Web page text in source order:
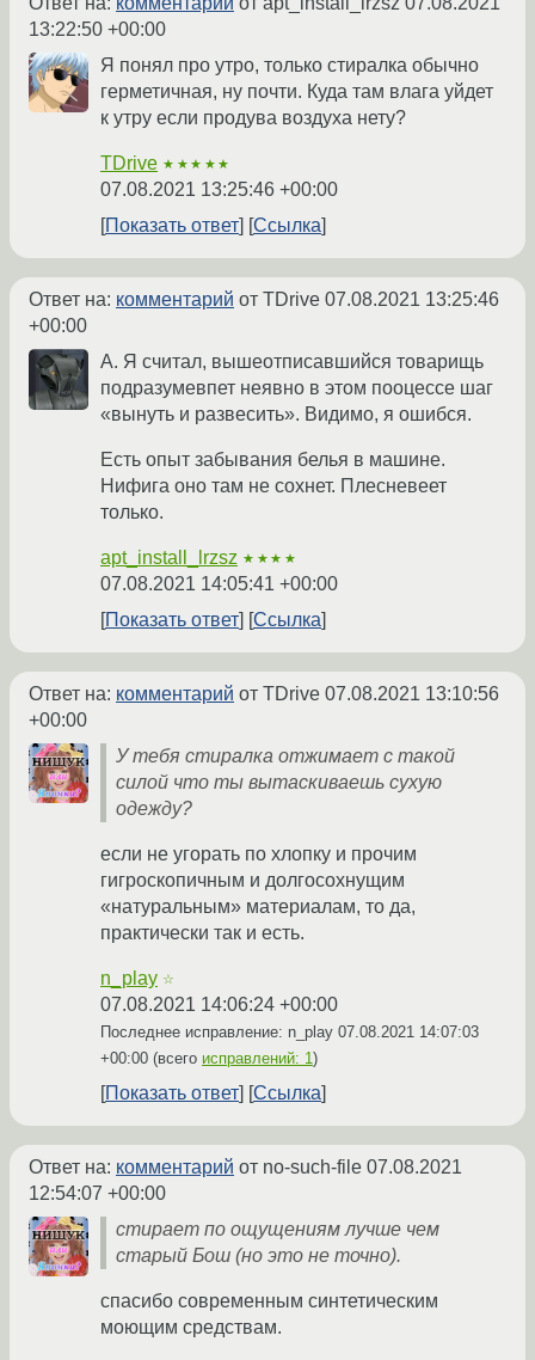
13:22:50 +00:00
Я понял про утро, только стиралка обычно
герметичная, ну почти. Куда там влага уйдет
к утру если продува воздуха нету?
TDrive ★★★★★
07.08.2021 13:25:46 +00:00
Показать ответ
Ссылка
Ответ на: комментарий от TDrive 07.08.2021 13:25:46
+00:00
А. Я считал, вышеотписавшийся товарищь
подразумевпет неявно в этом пооцессе шаг
«вынуть и развесить». Видимо, я ошибся.
Есть опыт забывания белья в машине.
Нифига оно там не сохнет. Плесневеет
только.
apt_install_lrzsz ★★★★
07.08.2021 14:05:41 +00:00
Показать ответ
Ссылка
Ответ на: комментарий от TDrive 07.08.2021 13:10:56
+00:00
У тебя стиралка отжимает с такой
силой что ты вытаскиваешь сухую
одежду?
если не угорать по хлопку и прочим
гигроскопичным и долгосохнущим
«натуральным» материалам, то да,
практически так и есть.
n_play ☆
07.08.2021 14:06:24 +00:00
Последнее исправление: n_play 07.08.2021 14:07:03
+00:00 (всего исправлений: 1)
Показать ответ Ссылка
Ответ на: комментарий от no-such-file 07.08.2021
12:54:07 +00:00
стирает по ощущениям лучше чем
старый Бош (но это не точно).
спасибо современным синтетическим
моющим средствам.